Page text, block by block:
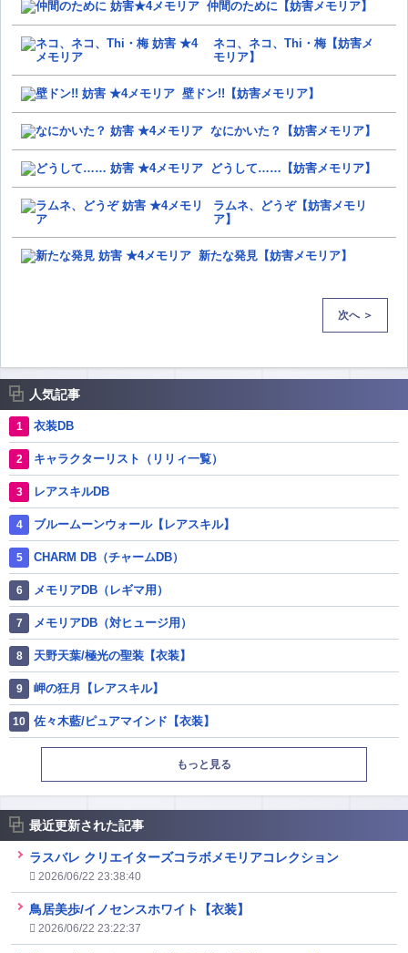
仲間のために【妨害メモリア】
ネコ、ネコ、Thi・梅【妨害メ
モリア】
壁ドン!!【妨害メモリア】
なにかいた？【妨害メモリア】
どうして……【妨害メモリア】
ラムネ、どうぞ【妨害メモリ
ア】
新たな発見【妨害メモリア】
次へ ＞
人気記事
衣装DB
キャラクターリスト（リリィ一覧）
レアスキルDB
ブルームーンウォール【レアスキル】
CHARM DB（チャームDB）
メモリアDB（レギマ用）
メモリアDB（対ヒュージ用）
天野天葉/極光の聖装【衣装】
岬の狂月【レアスキル】
佐々木藍/ピュアマインド【衣装】
もっと見る
最近更新された記事
ラスバレ クリエイターズコラボメモリアコレクション
2026/06/22 23:38:40
鳥居美歩/イノセンスホワイト【衣装】
2026/06/22 23:22:37